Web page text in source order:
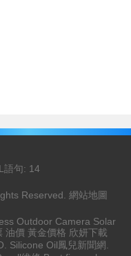
語句: 14
Reserved. 網站地圖
Outdoor Camera Solar
油價 黃金價格 欣妍下載
Silicone Oil 鳳兒新聞網